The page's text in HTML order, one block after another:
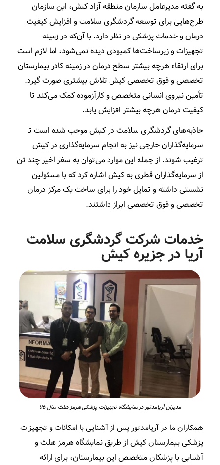
به گفته مدیرعامل سازمان منطقه آزاد کیش، این سازمان
طرح‌هایی برای توسعه گردشگری سلامت و افزایش کیفیت
درمان و خدمات پزشکی در نظر دارد. با آن‌که در زمینه
تجهیزات و زیرساخت‌ها کمبودی دیده نمی‌شود، اما لازم است
برای ارتقاء هرچه بیشتر سطح درمان در زمینه کادر بیمارستان
تخصصی و فوق تخصصی کیش تلاش بیشتری صورت گیرد.
تأمین نیروی انسانی متخصص و کارآزموده کمک می‌کند تا
کیفیت درمان هرچه بیشتر افزایش یابد.
جاذبه‌های گردشگری سلامت در کیش موجب شده است تا
سرمایه‌گذاران خارجی نیز به انجام سرمایه‌گذاری در کیش
ترغیب شوند. از جمله این موارد می‌توان به سفر اخیر چند تن
از سرمایه‌گذاران قطری به کیش اشاره کرد که با مسئولین
نشستی داشته‌ و تمایل خود را برای ساخت یک مرکز درمان
تخصصی و فوق تخصصی ابراز داشتند.
خدمات شرکت گردشگری سلامت
آریا در جزیره کیش
مدیران آریامدتور در نمایشگاه تجهیزات پزشکی هرمز هلث سال 96
همکاران ما در آریامدتور پس از آشنایی با امکانات و تجهیزات
پزشکی بیمارستان کیش از طریق نمایشگاه هرمز هلث و
آشنایی با پزشکان متخصص این بیمارستان، برای ارائه